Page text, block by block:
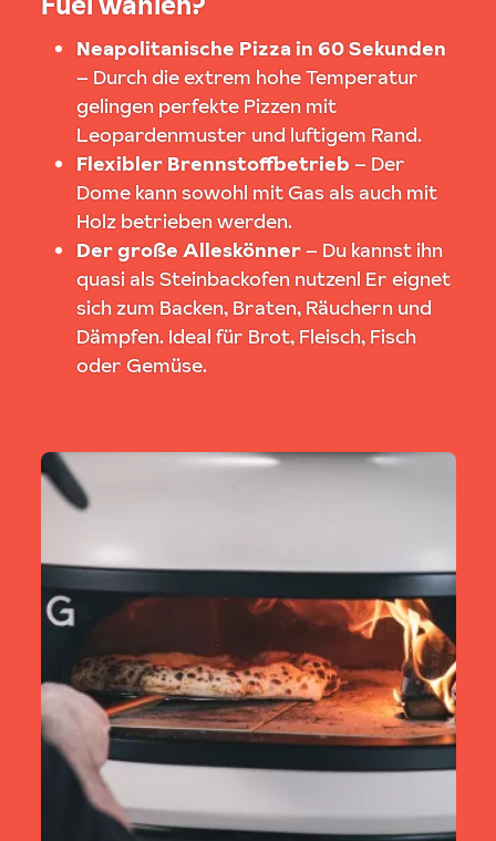
Neapolitanische Pizza in 60 Sekunden
– Durch die extrem hohe Temperatur
gelingen perfekte Pizzen mit
Leopardenmuster und luftigem Rand.
Flexibler Brennstoffbetrieb– Der
Dome kann sowohl mit Gas als auch mit
Holz betrieben werden.
Der große Alleskönner– Du kannst ihn
quasi als Steinbackofen nutzenl Er eignet
sich zum Backen, Braten, Räuchern und
Dämpfen. Ideal für Brot, Fleisch, Fisch
oder Gemüse.